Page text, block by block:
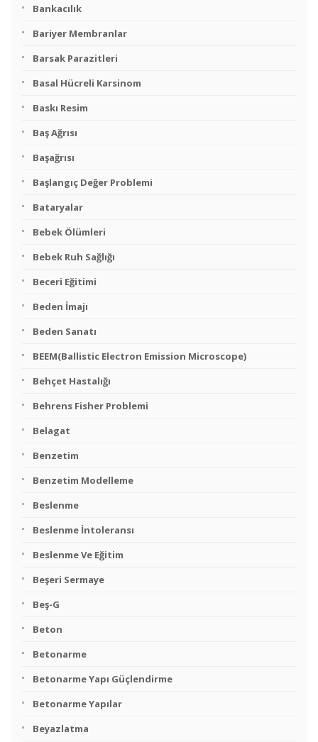
Bankacılık
Bariyer Membranlar
Barsak Parazitleri
Basal Hücreli Karsinom
Baskı Resim
Baş Ağrısı
Başağrısı
Başlangıç Değer Problemi
Bataryalar
Bebek Ölümleri
Bebek Ruh Sağlığı
Beceri Eğitimi
Beden İmajı
Beden Sanatı
BEEM(Ballistic Electron Emission Microscope)
Behçet Hastalığı
Behrens Fisher Problemi
Belagat
Benzetim
Benzetim Modelleme
Beslenme
Beslenme İntoleransı
Beslenme Ve Eğitim
Beşeri Sermaye
Beş-G
Beton
Betonarme
Betonarme Yapı Güçlendirme
Betonarme Yapılar
Beyazlatma